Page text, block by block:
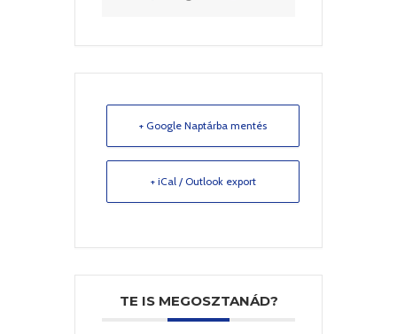
+ Google Naptárba mentés
+ iCal / Outlook export
TE IS MEGOSZTANÁD?